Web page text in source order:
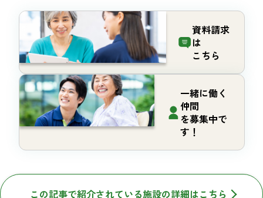
資料請求
は
こちら
一緒に働く
仲間
を募集中で
す！
この記事で紹介されている施設の詳細はこちら